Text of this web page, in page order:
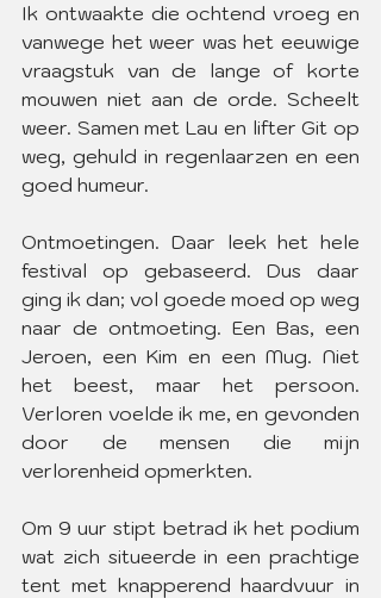
Ik ontwaakte die ochtend vroeg en
vanwege het weer was het eeuwige
vraagstuk van de lange of korte
mouwen niet aan de orde. Scheelt
weer. Samen met Lau en lifter Git op
weg, gehuld in regenlaarzen en een
goed humeur.
Ontmoetingen. Daar leek het hele
festival op gebaseerd. Dus daar
ging ik dan; vol goede moed op weg
naar de ontmoeting. Een Bas, een
Jeroen, een Kim en een Mug. Niet
het beest, maar het persoon.
Verloren voelde ik me, en gevonden
door de mensen die mijn
verlorenheid opmerkten.
Om 9 uur stipt betrad ik het podium
wat zich situeerde in een prachtige
tent met knapperend haardvuur in